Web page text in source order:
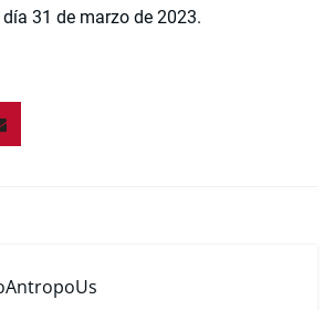
31 de marzo de 2023.